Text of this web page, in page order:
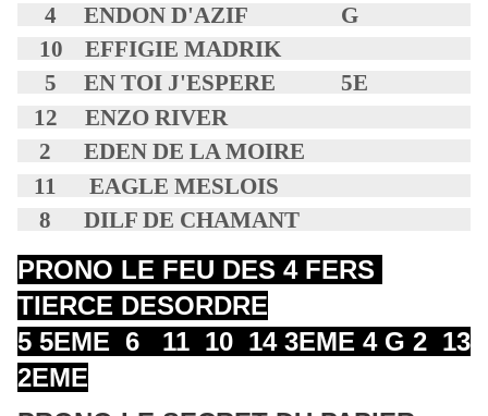
4 ENDON D'AZIF G
10 EFFIGIE MADRIK
5 EN TOI J'ESPERE 5E
12 ENZO RIVER
2 EDEN DE LA MOIRE
11 EAGLE MESLOIS
8 DILF DE CHAMANT
PRONO LE FEU DES 4 FERS
TIERCE DESORDRE
5 5EME 6 11 10 14 3EME 4 G 2 13
2EME